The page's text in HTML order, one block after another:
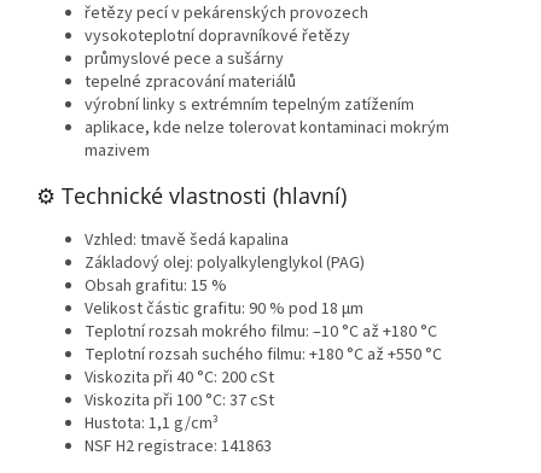
řetězy pecí v pekárenských provozech
vysokoteplotní dopravníkové řetězy
průmyslové pece a sušárny
tepelné zpracování materiálů
výrobní linky s extrémním tepelným zatížením
aplikace, kde nelze tolerovat kontaminaci mokrým
mazivem
⚙️ Technické vlastnosti (hlavní)
Vzhled: tmavě šedá kapalina
Základový olej: polyalkylenglykol (PAG)
Obsah grafitu: 15 %
Velikost částic grafitu: 90 % pod 18 μm
Teplotní rozsah mokrého filmu: –10 °C až +180 °C
Teplotní rozsah suchého filmu: +180 °C až +550 °C
Viskozita při 40 °C: 200 cSt
Viskozita při 100 °C: 37 cSt
Hustota: 1,1 g/cm³
NSF H2 registrace: 141863